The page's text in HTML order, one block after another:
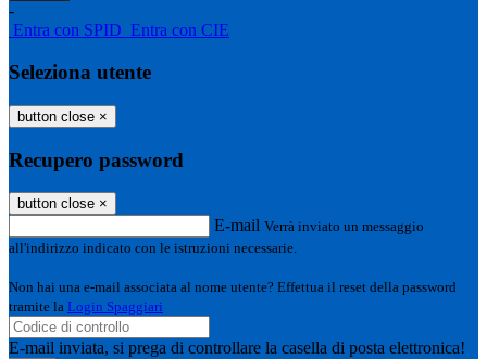
-
Entra con SPID Entra con CIE
Seleziona utente
button close ×
Recupero password
button close ×
E-mail Verrà inviato un messaggio
all'indirizzo indicato con le istruzioni necessarie.
Non hai una e-mail associata al nome utente? Effettua il reset della password
tramite la Login Spaggiari
E-mail inviata, si prega di controllare la casella di posta elettronica!